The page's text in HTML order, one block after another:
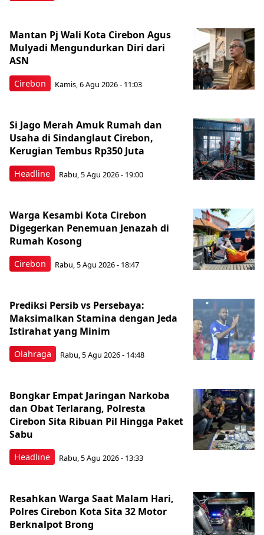
Cirebon
Mantan Pj Wali Kota Cirebon Agus
Mulyadi Mengundurkan Diri dari
ASN
Kamis, 6 Agu 2026 - 11:03
Headline
Si Jago Merah Amuk Rumah dan
Usaha di Sindanglaut Cirebon,
Kerugian Tembus Rp350 Juta
Rabu, 5 Agu 2026 - 19:00
Cirebon
Warga Kesambi Kota Cirebon
Digegerkan Penemuan Jenazah di
Rumah Kosong
Rabu, 5 Agu 2026 - 18:47
Olahraga
Prediksi Persib vs Persebaya:
Maksimalkan Stamina dengan Jeda
Istirahat yang Minim
Rabu, 5 Agu 2026 - 14:48
Headline
Bongkar Empat Jaringan Narkoba
dan Obat Terlarang, Polresta
Cirebon Sita Ribuan Pil Hingga Paket
Sabu
Rabu, 5 Agu 2026 - 13:33
Resahkan Warga Saat Malam Hari,
Polres Cirebon Kota Sita 32 Motor
Berknalpot Brong